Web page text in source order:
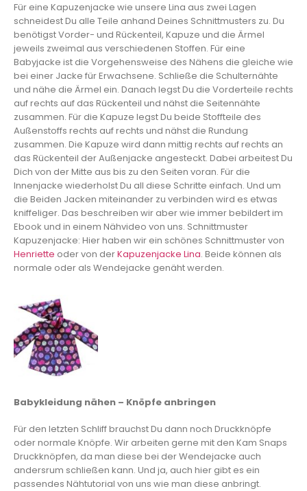
Für eine Kapuzenjacke wie unsere Lina aus zwei Lagen
schneidest Du alle Teile anhand Deines Schnittmusters zu. Du
benötigst Vorder- und Rückenteil, Kapuze und die Ärmel
jeweils zweimal aus verschiedenen Stoffen. Für eine
Babyjacke ist die Vorgehensweise des Nähens die gleiche wie
bei einer Jacke für Erwachsene. Schließe die Schulternähte
und nähe die Ärmel ein. Danach legst Du die Vorderteile rechts
auf rechts auf das Rückenteil und nähst die Seitennähte
zusammen. Für die Kapuze legst Du beide Stoffteile des
Außenstoffs rechts auf rechts und nähst die Rundung
zusammen. Die Kapuze wird dann mittig rechts auf rechts an
das Rückenteil der Außenjacke angesteckt. Dabei arbeitest Du
Dich von der Mitte aus bis zu den Seiten voran. Für die
Innenjacke wiederholst Du all diese Schritte einfach. Und um
die Beiden Jacken miteinander zu verbinden wird es etwas
kniffeliger. Das beschreiben wir aber wie immer bebildert im
Ebook und in einem Nähvideo von uns. Schnittmuster
Kapuzenjacke: Hier haben wir ein schönes Schnittmuster von
Henriette oder von derKapuzenjacke Lina. Beide können als
normale oder als Wendejacke genäht werden.
Babykleidung nähen – Knöpfe anbringen
Für den letzten Schliff brauchst Du dann noch Druckknöpfe
oder normale Knöpfe. Wir arbeiten gerne mit den Kam Snaps
Druckknöpfen, da man diese bei der Wendejacke auch
andersrum schließen kann. Und ja, auch hier gibt es ein
passendes Nähtutorial von uns wie man diese anbringt.